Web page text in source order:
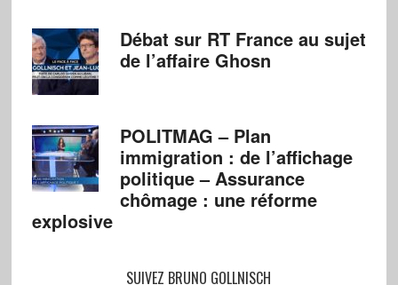
Débat sur RT France au sujet
de l’affaire Ghosn
POLITMAG – Plan
immigration : de l’affichage
politique – Assurance
chômage : une réforme
explosive
SUIVEZ BRUNO GOLLNISCH